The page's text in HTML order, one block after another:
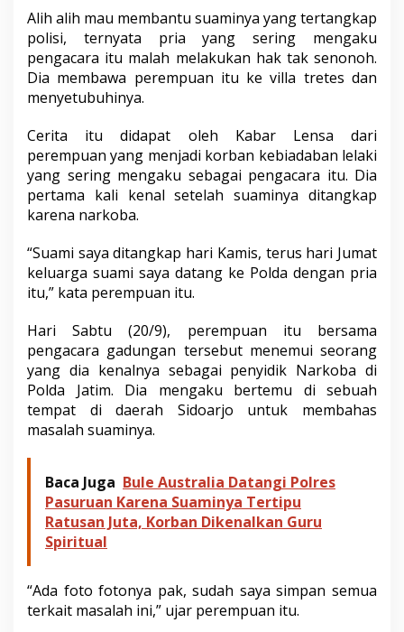
n
o
d
u
s
e
n
d
a
m
n
g
a
n
u
k
u
m
T
e
r
i
t
S
u
n
y
Alih alih mau membantu suaminya yang tertangkap
polisi, ternyata pria yang sering mengaku
pengacara itu malah melakukan hak tak senonoh.
Dia membawa perempuan itu ke villa tretes dan
menyetubuhinya.
Cerita itu didapat oleh Kabar Lensa dari
perempuan yang menjadi korban kebiadaban lelaki
yang sering mengaku sebagai pengacara itu. Dia
pertama kali kenal setelah suaminya ditangkap
karena narkoba.
“Suami saya ditangkap hari Kamis, terus hari Jumat
keluarga suami saya datang ke Polda dengan pria
itu,” kata perempuan itu.
Hari Sabtu (20/9), perempuan itu bersama
pengacara gadungan tersebut menemui seorang
yang dia kenalnya sebagai penyidik Narkoba di
Polda Jatim. Dia mengaku bertemu di sebuah
tempat di daerah Sidoarjo untuk membahas
masalah suaminya.
Baca Juga Bule Australia Datangi Polres
Pasuruan Karena Suaminya Tertipu
Ratusan Juta, Korban Dikenalkan Guru
Spiritual
“Ada foto fotonya pak, sudah saya simpan semua
terkait masalah ini,” ujar perempuan itu.